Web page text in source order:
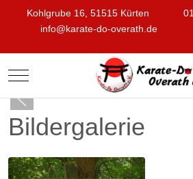
Kohlgrube 16, 51515 Kürten
info@karate-do-overath.de
Mobile Menu Toggle
Bildergalerie